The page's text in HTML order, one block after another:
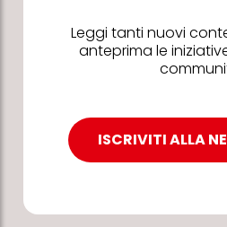
Leggi tanti nuovi
anteprima le
ISCRIVITI ALLA